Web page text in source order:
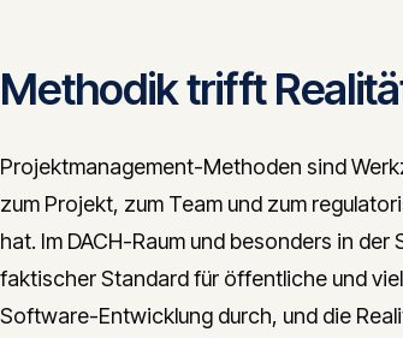
Methodik trifft
Projektmanagement-Methoden sind
zum Projekt, zum Team und zum
hat. Im DACH-Raum und besonders in
faktischer Standard für öffentliche und
Software-Entwicklung durch, und die